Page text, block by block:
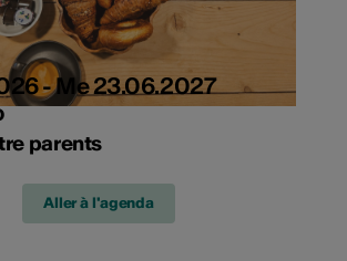
- Me 23.06.2027
parents
Aller à l'agenda